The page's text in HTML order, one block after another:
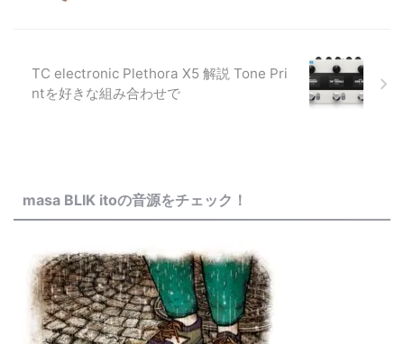
TC electronic Plethora X5 解説 Tone Pri
ntを好きな組み合わせで
masa BLIK itoの音源をチェック！